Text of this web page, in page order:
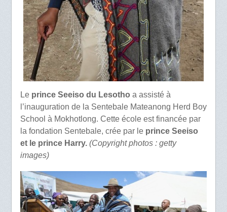
Leprince Seeiso du Lesotho a assisté à
l’inauguration de la Sentebale Mateanong Herd Boy
School à Mokhotlong. Cette école est financée par
la fondation Sentebale, crée par le prince Seeiso
et le prince Harry.(Copyright photos : getty
images)